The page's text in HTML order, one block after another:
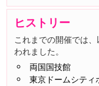
ヒストリー
これまでの開催では
われました。
両国国技館
東京ドームシティ